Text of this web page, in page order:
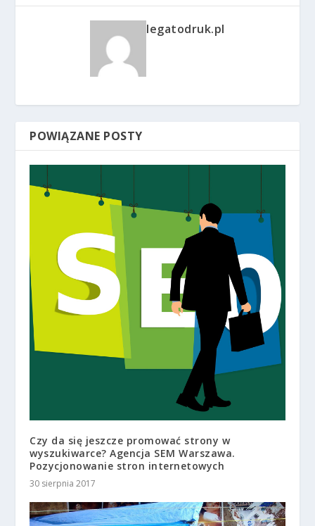
legatodruk.pl
POWIĄZANE POSTY
Czy da się jeszcze promować strony w
wyszukiwarce? Agencja SEM Warszawa.
Pozycjonowanie stron internetowych
30 sierpnia 2017